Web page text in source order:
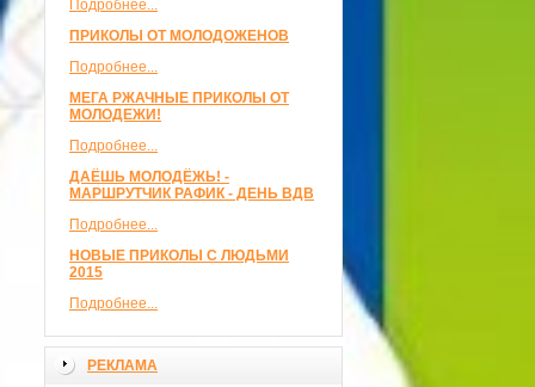
Подробнее...
ПРИКОЛЫ ОТ МОЛОДОЖЕНОВ
Подробнее...
МЕГА РЖАЧНЫЕ ПРИКОЛЫ ОТ
МОЛОДЕЖИ!
Подробнее...
ДАЁШЬ МОЛОДЁЖЬ! -
МАРШРУТЧИК РАФИК - ДЕНЬ ВДВ
Подробнее...
НОВЫЕ ПРИКОЛЫ С ЛЮДЬМИ
2015
Подробнее...
РЕКЛАМА